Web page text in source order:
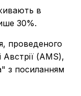
в
30%.
проведеного
(AMS),
з посиланням